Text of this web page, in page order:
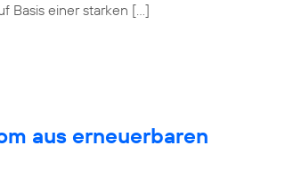
Basis einer starken […]
aus erneuerbaren